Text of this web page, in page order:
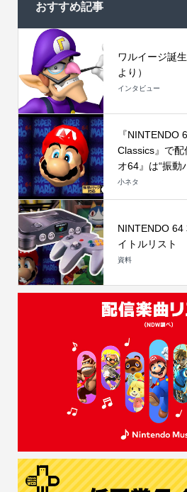
おすすめ記事
ワルイージ誕
より）
インタビュー
『NINTENDO
Classics』で配
オ64』は“振動
小ネタ
NINTENDO 64
イトルリスト
資料